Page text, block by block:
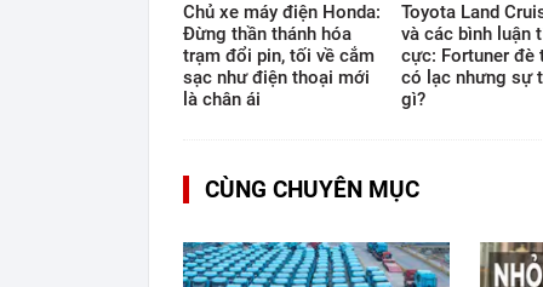
Chủ xe máy điện Honda:
Đừng thần thánh hóa
trạm đổi pin, tối về cắm
sạc như điện thoại mới
là chân ái
Toyota Land
và các bình luận
cực: Fortuner đè
có lạc nhưng sự
gì?
CÙNG CHUYÊN MỤC